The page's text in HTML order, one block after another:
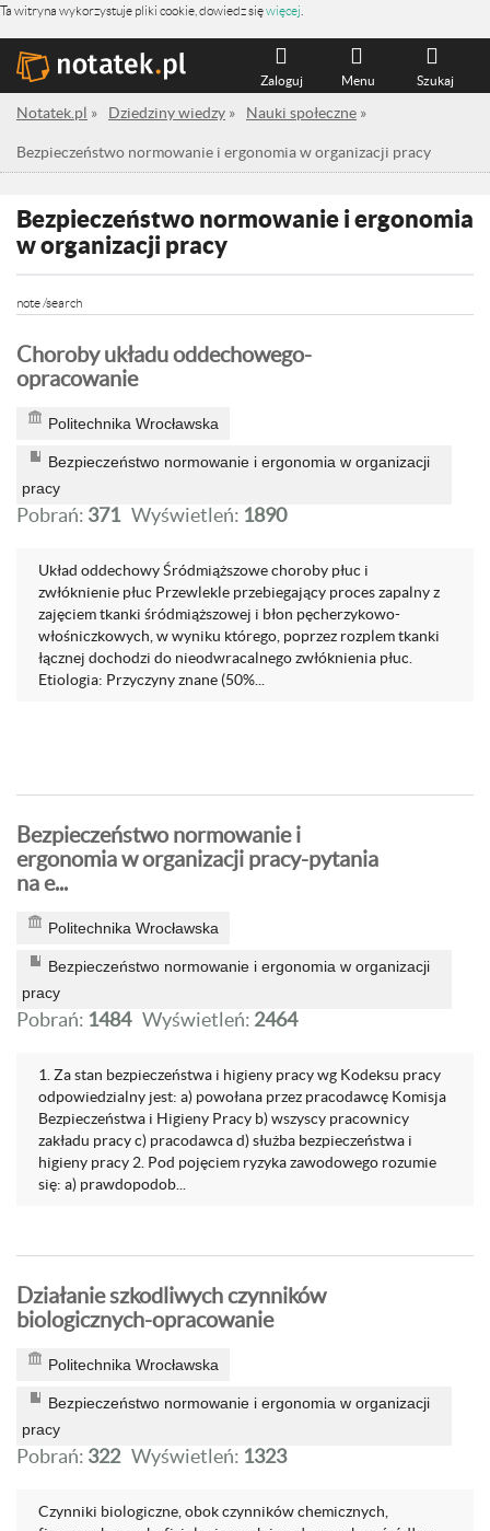
Ta witryna wykorzystuje pliki cookie, dowiedz sięwięcej
Szukaj
Menu
Zaloguj
Notatek.pl » Dziedziny wiedzy » Nauki społeczne »
Bezpieczeństwo normowanie i ergonomia w organizacji pracy
Bezpieczeństwo normowanie i ergonomia
w organizacji pracy
note /search
Choroby układu oddechowego-
opracowanie
Politechnika Wrocławska
Bezpieczeństwo normowanie i ergonomia w organizacji
pracy
Pobrań: 371 Wyświetleń: 1890
Układ oddechowy Śródmiąższowe choroby płuc i
zwłóknienie płuc Przewlekle przebiegający proces zapalny z
zajęciem tkanki śródmiąższowej i błon pęcherzykowo-
włośniczkowych, w wyniku którego, poprzez rozplem tkanki
łącznej dochodzi do nieodwracalnego zwłóknienia płuc.
Etiologia: Przyczyny znane (50%...
Bezpieczeństwo normowanie i
ergonomia w organizacji pracy-pytania
na e...
Politechnika Wrocławska
Bezpieczeństwo normowanie i ergonomia w organizacji
pracy
Pobrań: 1484 Wyświetleń: 2464
1. Za stan bezpieczeństwa i higieny pracy wg Kodeksu pracy
odpowiedzialny jest: a) powołana przez pracodawcę Komisja
Bezpieczeństwa i Higieny Pracy b) wszyscy pracownicy
zakładu pracy c) pracodawca d) służba bezpieczeństwa i
higieny pracy 2. Pod pojęciem ryzyka zawodowego rozumie
się: a) prawdopodob...
Działanie szkodliwych czynników
biologicznych-opracowanie
Politechnika Wrocławska
Bezpieczeństwo normowanie i ergonomia w organizacji
pracy
Pobrań: 322 Wyświetleń: 1323
Czynniki biologiczne, obok czynników chemicznych,